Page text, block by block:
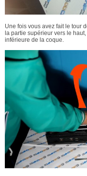
Une fois vous avez fait le tour
la partie supérieur vers le
inférieure de la coque.